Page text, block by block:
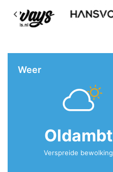
Weer
Oldambt
Verspreide bewolking